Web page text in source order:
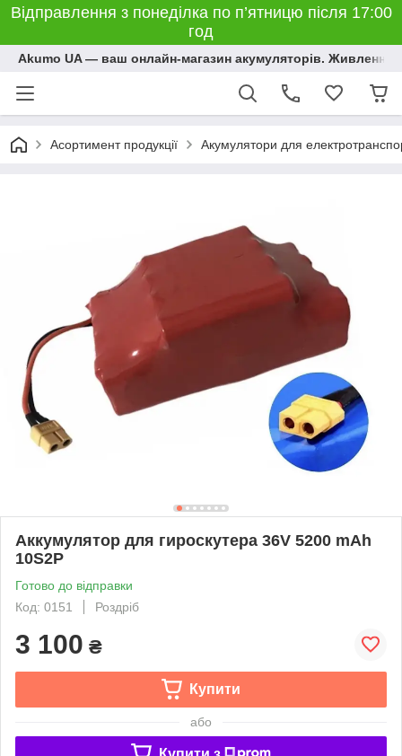
Відправлення з понеділка по п’ятницю після 17:00
год
Akumo UA — ваш онлайн-магазин акумуляторів. Живлення,
Асортимент продукції Акумулятори для
Аккумулятор для гироскутера 36V 5200 mAh
10S2Р
Готово до відправки
Код: 0151
Роздріб
3 100 ₴
Купити
або